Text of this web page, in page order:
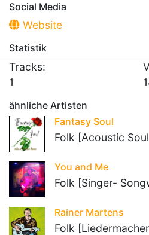
Social Media
Website
Statistik
Tracks:
1
ähnliche Artisten
Fantasy Soul
Folk [Acoustic
You and Me
Folk [Singer-
Rainer Martens
Folk